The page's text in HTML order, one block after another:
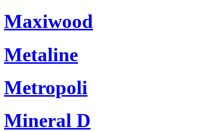
Maxiwood
Metaline
Metropoli
Mineral D